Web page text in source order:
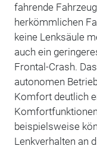
fahrende
herkömmlichen
keine Lenksäule
auch ein
Frontal-Crash.
autonomen
Komfort deutlich
beispielsweise
Lenkverhalten an